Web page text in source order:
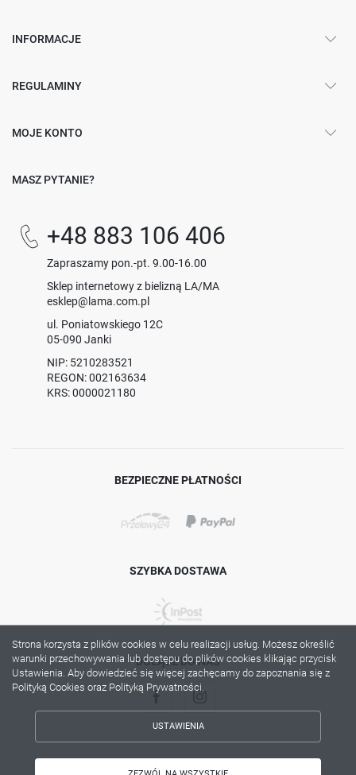
INFORMACJE
REGULAMINY
MOJE KONTO
MASZ PYTANIE?
+48 883 106 406
Zapraszamy pon.-pt. 9.00-16.00
Sklep internetowy z bielizną LA/MA
esklep@lama.com.pl
ul. Poniatowskiego 12C
05-090 Janki
NIP: 5210283521
REGON: 002163634
KRS: 0000021180
BEZPIECZNE PŁATNOŚCI
SZYBKA DOSTAWA
DOŁĄCZ DO NAS
Copyright by lama.com.pl
Strona korzysta z plików cookies w celu realizacji usług. Możesz określić
warunki przechowywania lub dostępu do plików cookies klikając przycisk
Ustawienia. Aby dowiedzieć się więcej zachęcamy do zapoznania się z
Polityką Cookies oraz Polityką Prywatności.
USTAWIENIA